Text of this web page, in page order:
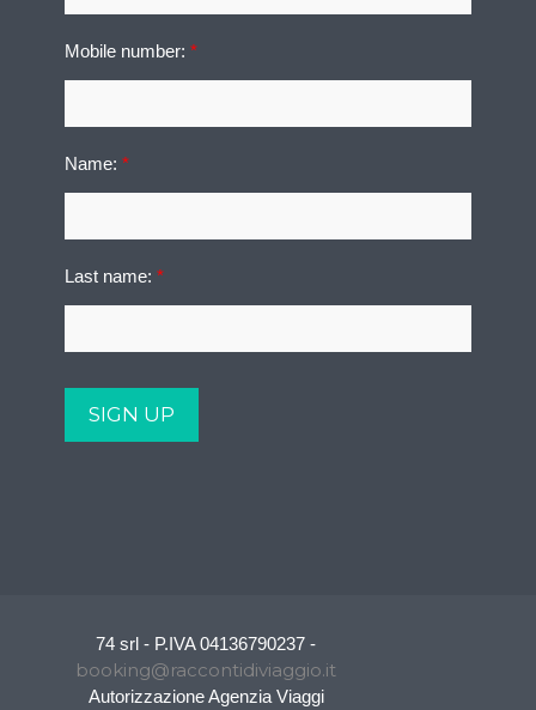
Mobile number:*
Name:*
Last name:*
74 srl - P.IVA 04136790237 -
booking@raccontidiviaggio.it
Autorizzazione Agenzia Viaggi